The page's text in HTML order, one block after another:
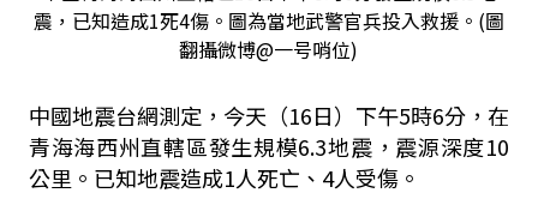
震，已知造成1死4傷。圖為當地武警官兵投入救援。(圖
翻攝微博@一号哨位)
中國地震台網測定，今天（16日）下午5時6分，在
青海海西州直轄區發生規模6.3地震，震源深度10
公里。已知地震造成1人死亡、4人受傷。